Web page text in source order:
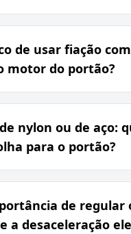
de usar fiação com
motor do portão?
nylon ou de aço:
para o portão?
de regular
a desaceleração